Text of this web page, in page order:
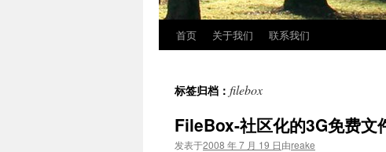
正
首页 关于我们 联系我们
标签归档： filebox
FileBox-社区化的3G免费文
发表于2008 年 7 月 19 日由reake